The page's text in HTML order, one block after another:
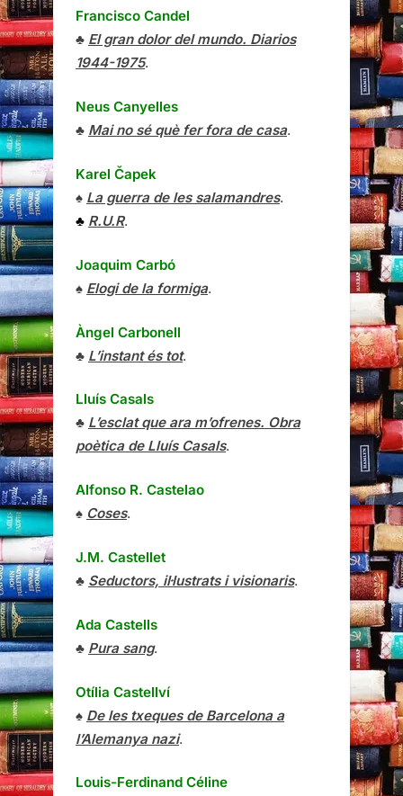
Francisco Candel
♣ El gran dolor del mundo. Diarios
1944-1975.
Neus Canyelles
♣ Mai no sé què fer fora de casa.
Karel Čapek
♠ La guerra de les salamandres.
♣ R.U.R.
Joaquim Carbó
♠ Elogi de la formiga.
Àngel Carbonell
♣ L’instant és tot.
Lluís Casals
♣ L’esclat que ara m’ofrenes. Obra
poètica de Lluís Casals.
Alfonso R. Castelao
♠ Coses.
J.M. Castellet
♣ Seductors, il·lustrats i visionaris.
Ada Castells
♣ Pura sang.
Otília Castellví
♠ De les txeques de Barcelona a
l’Alemanya nazi.
Louis-Ferdinand Céline